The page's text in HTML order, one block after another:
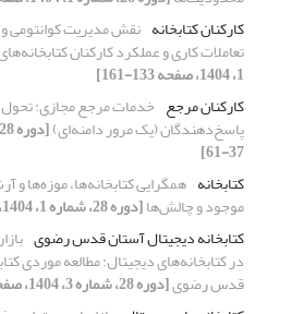
کارکنان کتابخانه نقش مدیریت کوانتومی و
تعاملات کاری و عملکرد کارکنان
1، 1404، صفحه 133-161]
کارکنان مرجع خدمات مرجع مجازی:
پاسخ‌دهندگان (یک مرور دامنه‌‌ای)
37-61]
کتابخانه همگرایی کتابخانه‌ها، موزه‌ها و
موجود و چالش‏‌ها[دوره 28، شماره 1، 1404، صفحه 5-35]
کتابخانه دیجیتال آستان قدس رضوی
در کتابخانه‌­های‌ دیجیتال: مطالعه موردی
قدس رضوی[دوره 28، شماره 3، 1404، صفحه 35-64]